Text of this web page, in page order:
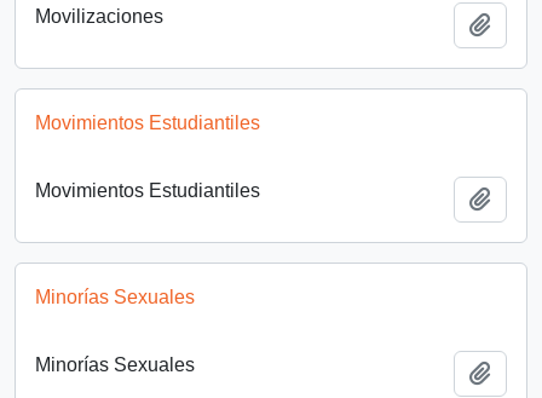
Movilizaciones
Movimientos Estudiantiles
Movimientos Estudiantiles
Minorías Sexuales
Minorías Sexuales